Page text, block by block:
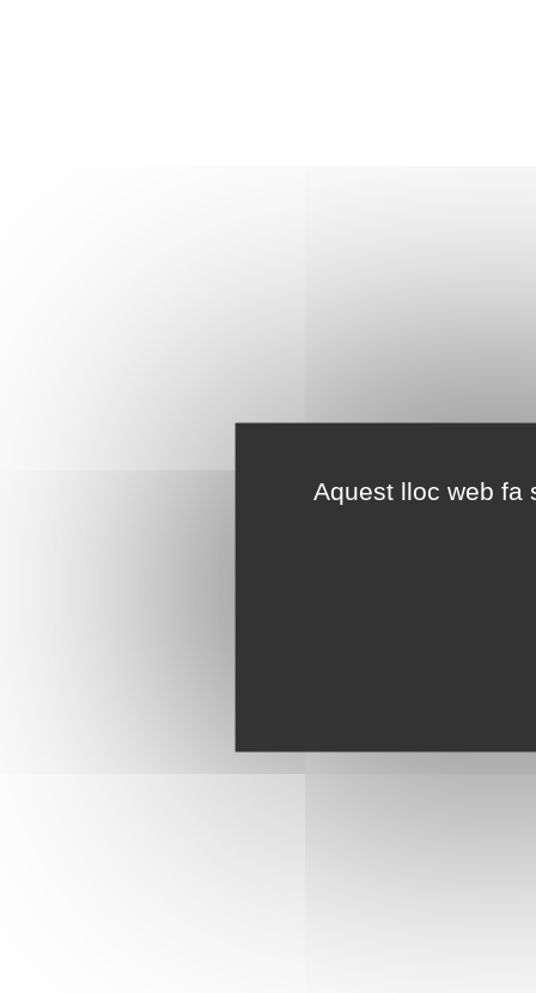
Aquest lloc web fa